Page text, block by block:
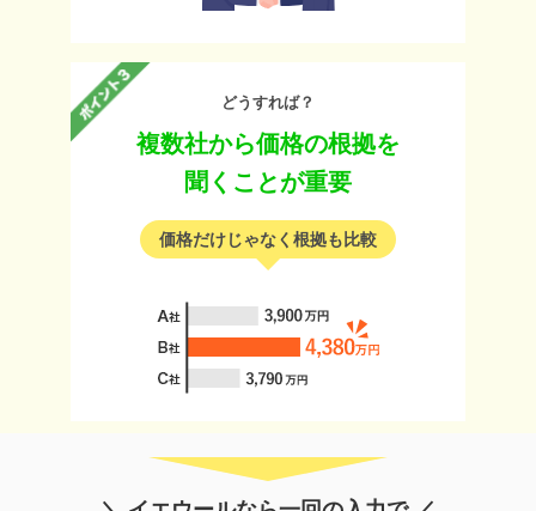
どうすれば？
複数社から価格の根拠を
聞くことが重要
価格だけじゃなく根拠も比較